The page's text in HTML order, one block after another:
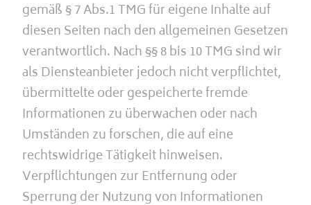
gemäß § 7 Abs.1 TMG für eigene Inhalte auf
diesen Seiten nach den allgemeinen Gesetzen
verantwortlich. Nach §§ 8 bis 10 TMG sind wir
als Diensteanbieter jedoch nicht verpflichtet,
übermittelte oder gespeicherte fremde
Informationen zu überwachen oder nach
Umständen zu forschen, die auf eine
rechtswidrige Tätigkeit hinweisen.
Verpflichtungen zur Entfernung oder
Sperrung der Nutzung von Informationen